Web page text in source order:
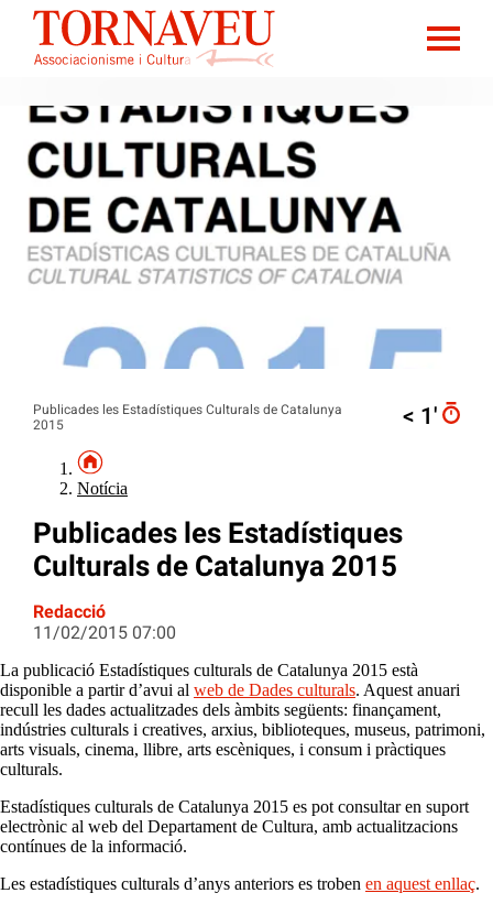
Publicades les Estadístiques Culturals de Catalunya
2015
< 1′
Notícia
Publicades les Estadístiques
Culturals de Catalunya 2015
Redacció
11/02/2015 07:00
La publicació Estadístiques culturals de Catalunya 2015 està
disponible a partir d’avui al web de Dades culturals. Aquest anuari
recull les dades actualitzades dels àmbits següents: finançament,
indústries culturals i creatives, arxius, biblioteques, museus, patrimoni,
arts visuals, cinema, llibre, arts escèniques, i consum i pràctiques
culturals.
Estadístiques culturals de Catalunya 2015 es pot consultar en suport
electrònic al web del Departament de Cultura, amb actualitzacions
contínues de la informació.
Les estadístiques culturals d’anys anteriors es troben en aquest enllaç.